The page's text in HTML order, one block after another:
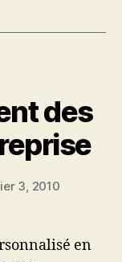
des
3, 2010
en